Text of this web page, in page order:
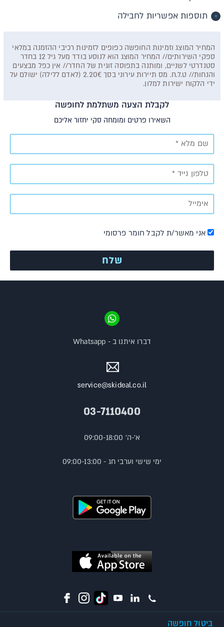
תוספות אפשריות לחבילה
המחיר המוצג וזמינות החופשה כפופים לזמינות רכיבי ההזמנה במלאי
ספקי השירותים// המחיר המוצג הוא לנוסע בודד מעל גיל 12 בחדר
סטנדרטי לשניים, ומותנה בתפוסה זוגית של החדר// אין כפל מבצעים
והנחות// ט.ל.ח. מס תיירות עירוני בסך 2.20€ (לאדם ללילה) ישולם על
ידי הלקוח ישירות למלון.
לקבלת הצעה משתלמת לחופשה
השאירו פרטים ומומחה סקי יחזור אליכם
אני מאשר/ת לקבל חומר פרסומי
service@skideal.co.il
03-7110400
א'-ה' 09:00-18:00
ימי שישי וערבי חג - 09:00-13:00
דברו איתנו ב - Whatsapp
ביטול חופשה